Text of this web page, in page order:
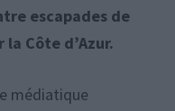
escapades de
Côte d’Azur.
médiatique